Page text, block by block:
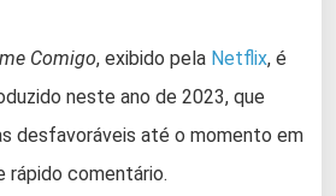
Comigo, exibido pela Netflix, é
neste ano de 2023, que
desfavoráveis até o momento em
rápido comentário.